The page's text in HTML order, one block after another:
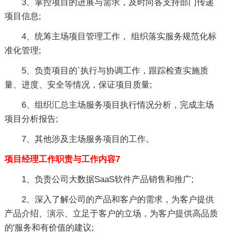
3、掌控项目的进展与需求，及时向各支持部门传递
项目信息;
4、统筹主场项目管理工作， 组织落实服务规范化标
准化管理;
5、负责项目的`执行与协调工作，跟踪检查实施质
量、进度、安全等情况，保证项目质量;
6、组织汇总主场服务项目执行情况分析，完成主场
项目分析报告;
7、其他涉及主场服务项目的工作。
项目经理工作职责与工作内容7
1、负责公司大数据SaaS软件产品销售和推广;
2、深入了解公司的产品和客户的需求，为客户提供
产品介绍、演示、立足于客户的立场，为客户提供高品质
的'服务和有价值的建议;